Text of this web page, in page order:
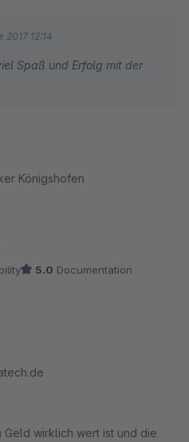
2017 12:14
Spaß und Erfolg mit der
Königshofen
5.0 Documentation
Geld wirklich wert ist und die